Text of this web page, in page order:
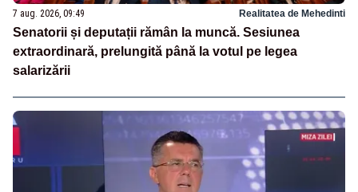
7 aug. 2026, 09:49 Realitatea de Mehedinti
Senatorii și deputații rămân la muncă. Sesiunea
extraordinară, prelungită până la votul pe legea
salarizării